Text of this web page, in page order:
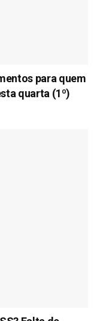
para quem
quarta (1º)